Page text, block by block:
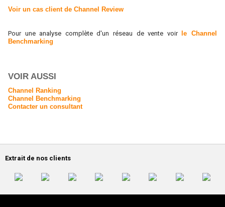
Voir un cas client de Channel Review
Pour une analyse complète d'un réseau de vente voir
le Channel
Benchmarking
VOIR AUSSI
Channel Ranking
Channel Benchmarking
Contacter un consultant
Extrait de nos clients